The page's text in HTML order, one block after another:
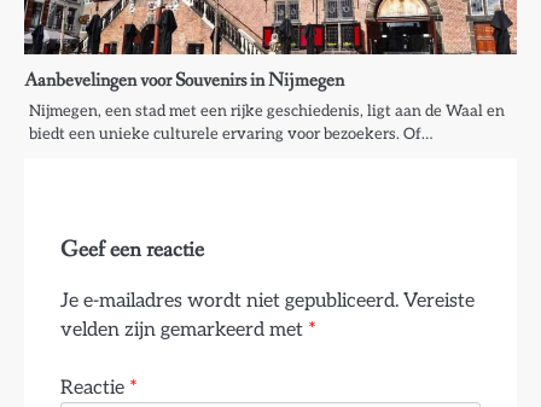
Aanbevelingen voor Souvenirs in Nijmegen
Nijmegen, een stad met een rijke geschiedenis, ligt aan de Waal en
biedt een unieke culturele ervaring voor bezoekers. Of…
Geef een reactie
Je e-mailadres wordt niet gepubliceerd. Vereiste
velden zijn gemarkeerd met *
Reactie *